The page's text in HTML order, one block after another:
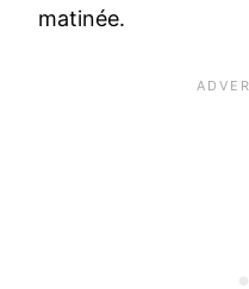
matinée.